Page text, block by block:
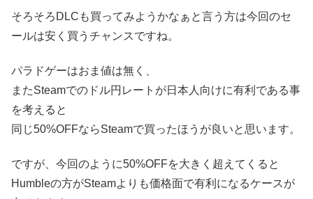
そろそろDLCも買ってみようかなぁと言う方は今回のセ
ールは安く買うチャンスですね。
パラドゲーはおま値は無く、
またSteamでのドル円レートが日本人向けに有利である事
を考えると
同じ50%OFFならSteamで買ったほうが良いと思います。
ですが、今回のように50%OFFを大きく超えてくると
Humbleの方がSteamよりも価格面で有利になるケースが